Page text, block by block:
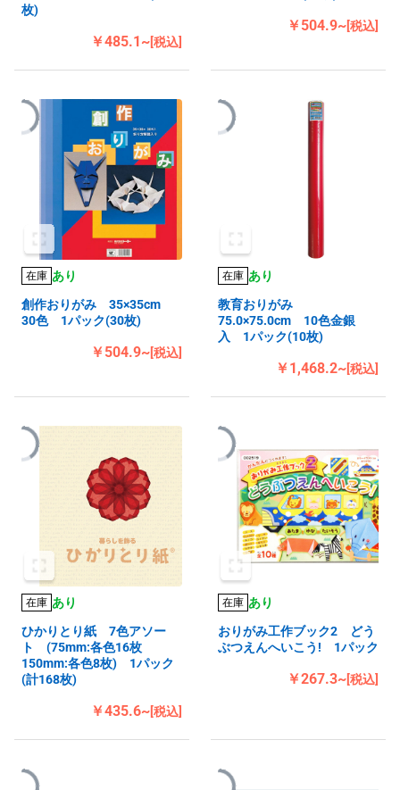
枚)
￥485.1~[税込]
￥504.9~[税込]
在庫 あり
創作おりがみ 35×35cm
30色 1パック(30枚)
￥504.9~[税込]
在庫 あり
教育おりがみ
75.0×75.0cm 10色金銀
入 1パック(10枚)
￥1,468.2~[税込]
在庫 あり
ひかりとり紙 7色アソー
ト (75mm:各色16枚
150mm:各色8枚) 1パック
(計168枚)
￥435.6~[税込]
在庫 あり
おりがみ工作ブック2 どう
ぶつえんへいこう! 1パック
￥267.3~[税込]